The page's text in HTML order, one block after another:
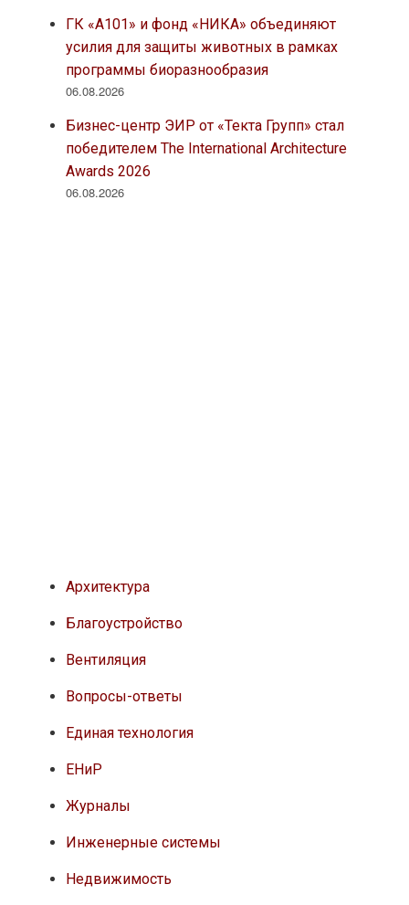
ГК «А101» и фонд «НИКА» объединяют
усилия для защиты животных в рамках
программы биоразнообразия
06.08.2026
Бизнес-центр ЭИР от «Текта Групп» стал
победителем The International Architecture
Awards 2026
06.08.2026
Архитектура
Благоустройство
Вентиляция
Вопросы-ответы
Единая технология
ЕНиР
Журналы
Инженерные системы
Недвижимость